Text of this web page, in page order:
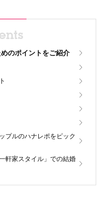
のポイントをご紹介
プルのハナレポをピック
軒家スタイル」での結婚